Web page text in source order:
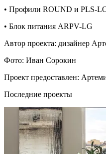
• Профили ROUND и PLS-
• Блок питания ARPV-LG
Автор проекта: дизайнер
Фото: Иван Сорокин
Проект предоставлен:
Последние проекты